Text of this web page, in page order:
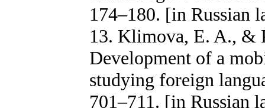
174–180. [in Russian
13. Klimova, E. A., &
Development of a
studying foreign
701–711. [in Russian